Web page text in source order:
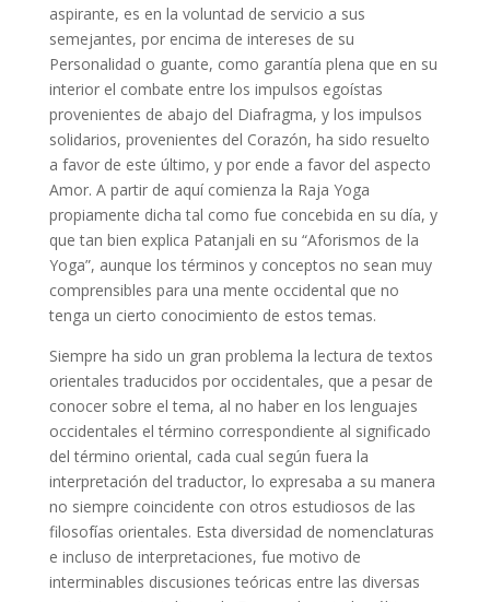
aspirante, es en la voluntad de servicio a sus
semejantes, por encima de intereses de su
Personalidad o guante, como garantía plena que en su
interior el combate entre los impulsos egoístas
provenientes de abajo del Diafragma, y los impulsos
solidarios, provenientes del Corazón, ha sido resuelto
a favor de este último, y por ende a favor del aspecto
Amor. A partir de aquí comienza la Raja Yoga
propiamente dicha tal como fue concebida en su día, y
que tan bien explica Patanjali en su “Aforismos de la
Yoga”, aunque los términos y conceptos no sean muy
comprensibles para una mente occidental que no
tenga un cierto conocimiento de estos temas.
Siempre ha sido un gran problema la lectura de textos
orientales traducidos por occidentales, que a pesar de
conocer sobre el tema, al no haber en los lenguajes
occidentales el término correspondiente al significado
del término oriental, cada cual según fuera la
interpretación del traductor, lo expresaba a su manera
no siempre coincidente con otros estudiosos de las
filosofías orientales. Esta diversidad de nomenclaturas
e incluso de interpretaciones, fue motivo de
interminables discusiones teóricas entre las diversas